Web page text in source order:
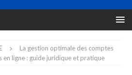
La gestion optimale des comptes
en ligne : guide juridique et pratique